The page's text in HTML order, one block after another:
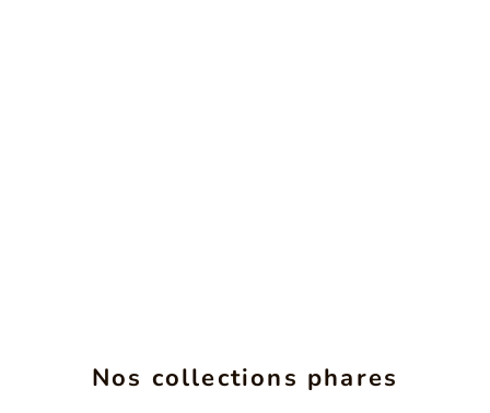
Nos collections phares
ALCHIMIE